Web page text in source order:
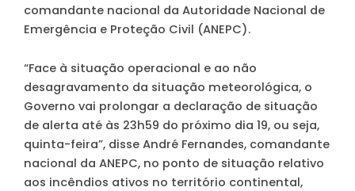
comandante nacional da Autoridade Nacional de
Emergência e Proteção Civil (ANEPC).
“Face à situação operacional e ao não
desagravamento da situação meteorológica, o
Governo vai prolongar a declaração de situação
de alerta até às 23h59 do próximo dia 19, ou seja,
quinta-feira”, disse André Fernandes, comandante
nacional da ANEPC, no ponto de situação relativo
aos incêndios ativos no território continental,